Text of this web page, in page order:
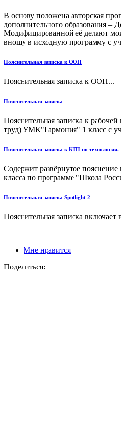
В основу положена авторская
дополнительного образования –
Модифицированной её делают
вношу в исходную программу с
Пояснительная записка к ООП
Пояснительная записка к ООП...
Пояснительная записка
Пояснительная записка к
труд) УМК"Гармония" 1 класс с
Пояснительная записка к КТП по технологии.
Содержит развёрнутое
класса по программе "Школа
Пояснительная записка Spotlight 2
Пояснительная записка включает
Мне нравится
Поделиться: